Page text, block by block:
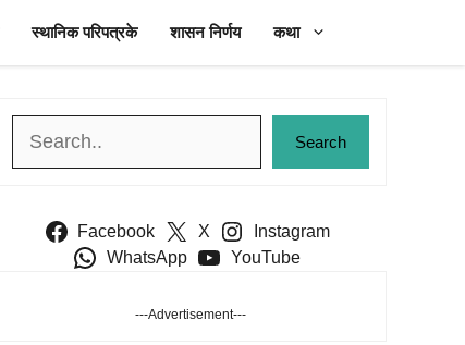
स्थानिक परिपत्रके शासन निर्णय कथा
Search
Facebook X
Instagram
WhatsApp
YouTube
---Advertisement---